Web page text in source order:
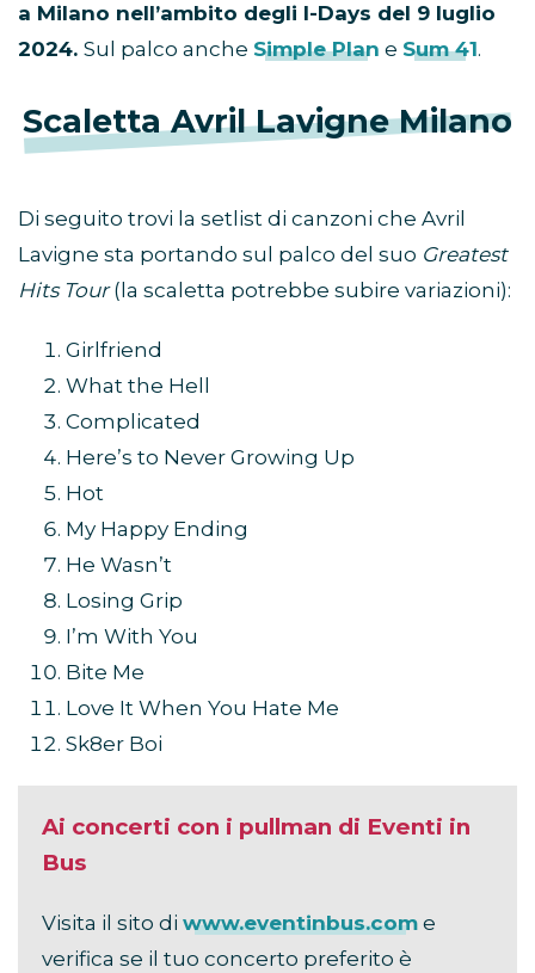
a Milano nell’ambito degli I-Days del 9 luglio
2024. Sul palco anche Simple Plan e Sum 41.
Scaletta Avril Lavigne Milano
Di seguito trovi la setlist di canzoni che Avril
Lavigne sta portando sul palco del suo Greatest
Hits Tour(la scaletta potrebbe subire variazioni):
Girlfriend
What the Hell
Complicated
Here’s to Never Growing Up
Hot
My Happy Ending
He Wasn’t
Losing Grip
I’m With You
Bite Me
Love It When You Hate Me
Sk8er Boi
Ai concerti con i pullman di Eventi in
Bus
Visita il sito di www.eventinbus.com e
verifica se il tuo concerto preferito è